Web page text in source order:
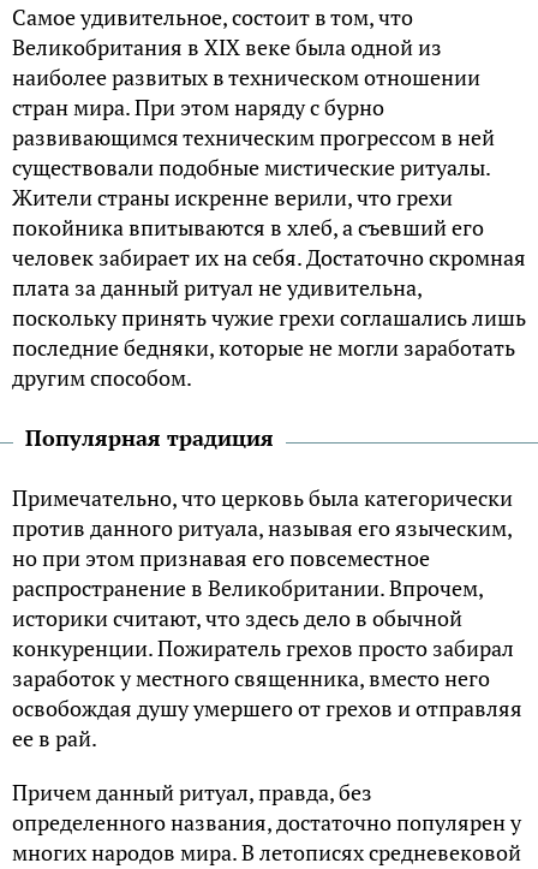
Самое удивительное, состоит в том, что
Великобритания в XIX веке была одной из
наиболее развитых в техническом отношении
стран мира. При этом наряду с бурно
развивающимся техническим прогрессом в ней
существовали подобные мистические ритуалы.
Жители страны искренне верили, что грехи
покойника впитываются в хлеб, а съевший его
человек забирает их на себя. Достаточно скромная
плата за данный ритуал не удивительна,
поскольку принять чужие грехи соглашались лишь
последние бедняки, которые не могли заработать
другим способом.
Популярная традиция
Примечательно, что церковь была категорически
против данного ритуала, называя его языческим,
но при этом признавая его повсеместное
распространение в Великобритании. Впрочем,
историки считают, что здесь дело в обычной
конкуренции. Пожиратель грехов просто забирал
заработок у местного священника, вместо него
освобождая душу умершего от грехов и отправляя
ее в рай.
Причем данный ритуал, правда, без
определенного названия, достаточно популярен у
многих народов мира. В летописях средневековой